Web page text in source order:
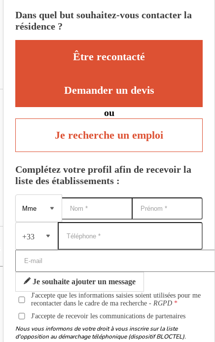
Dans quel but souhaitez-vous contacter la
résidence ?
Être recontacté
Demander un devis
ou
Je recherche un emploi
Complétez votre profil afin de recevoir la
liste des établissements :
+33
Je souhaite ajouter un message
J'accepte que les informations saisies soient utilisées pour me
recontacter dans le cadre de ma recherche -RGPD
J'accepte de recevoir les communications de partenaires
Nous vous informons de votre droit à vous inscrire sur la liste
d'opposition au démarchage téléphonique (dispositif BLOCTEL).